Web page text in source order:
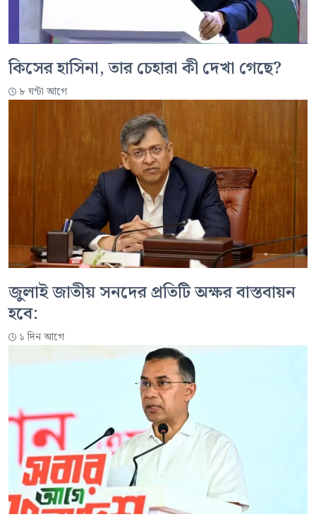
কিসের হাসিনা, তার চেহারা কী দেখা গেছে?
৮ ঘন্টা আগে
জুলাই জাতীয় সনদের প্রতিটি অক্ষর বাস্তবায়ন
হবে:
১ দিন আগে